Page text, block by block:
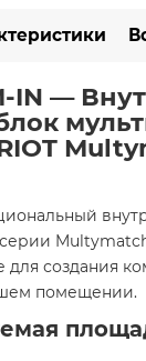
IN —
серии
создания
помещении.